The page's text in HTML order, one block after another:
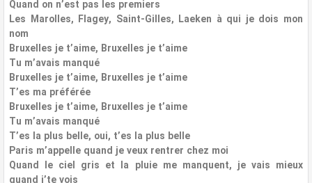
Quand on n’est pas les premiers
Les Marolles, Flagey, Saint-Gilles, Laeken à qui je dois mon
nom
Bruxelles je t’aime, Bruxelles je t’aime
Tu m’avais manqué
Bruxelles je t’aime, Bruxelles je t’aime
T’es ma préférée
Bruxelles je t’aime, Bruxelles je t’aime
Tu m’avais manqué
T’es la plus belle, oui, t’es la plus belle
Paris m’appelle quand je veux rentrer chez moi
Quand le ciel gris et la pluie me manquent, je vais mieux
quand j’te vois